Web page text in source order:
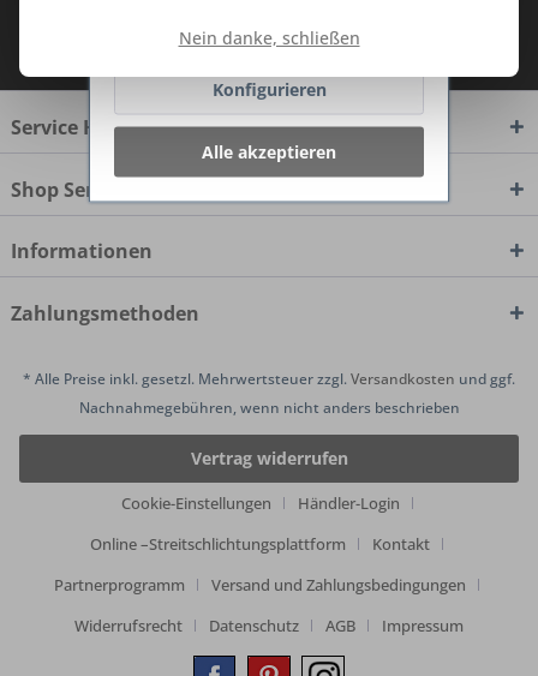
Ich habe die
Datenschutzbestimmungen
Service Hotline
Shop Service
Informationen
Zahlungsmethoden
* Alle Preise inkl. gesetzl. Mehrwertsteuer zzgl.Versandkosten und ggf.
Nachnahmegebühren, wenn nicht anders beschrieben
Vertrag widerrufen
Cookie-Einstellungen
Händler-Login
Online –Streitschlichtungsplattform
Kontakt
Partnerprogramm
Versand und Zahlungsbedingungen
Widerrufsrecht
Datenschutz AGB Impressum
Nein danke, schließen
Ablehnen
Konfigurieren
Alle akzeptieren